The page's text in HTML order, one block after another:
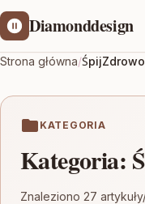
Diamonddesign
Strona główna/ŚpijZdrowo
KATEGORIA
Kategoria:
Znaleziono 27